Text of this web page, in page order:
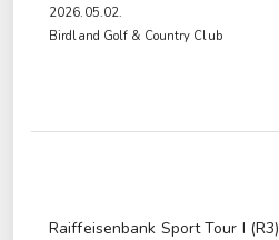
2026.05.02.
Birdland Golf & Country Club
Raiffeisenbank Sport Tour I (R3)